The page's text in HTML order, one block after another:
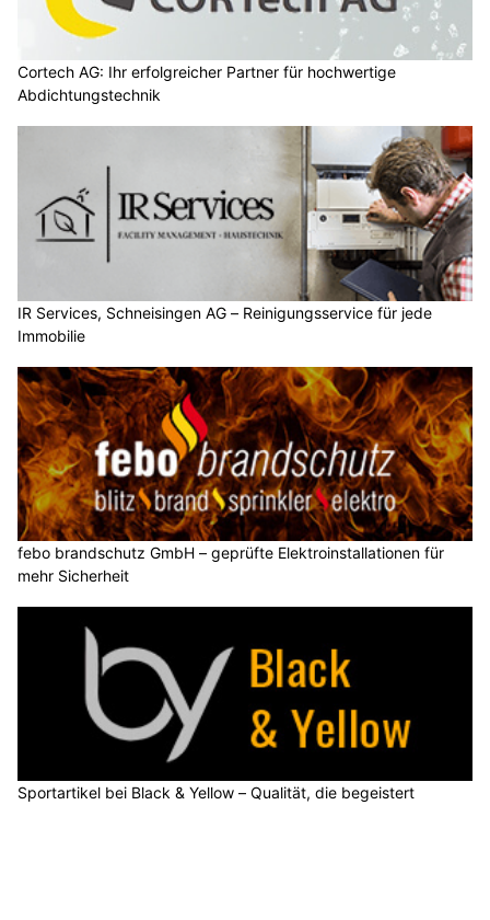
Cortech AG: Ihr erfolgreicher Partner für hochwertige
Abdichtungstechnik
IR Services, Schneisingen AG – Reinigungsservice für jede
Immobilie
febo brandschutz GmbH – geprüfte Elektroinstallationen für
mehr Sicherheit
Sportartikel bei Black & Yellow – Qualität, die begeistert